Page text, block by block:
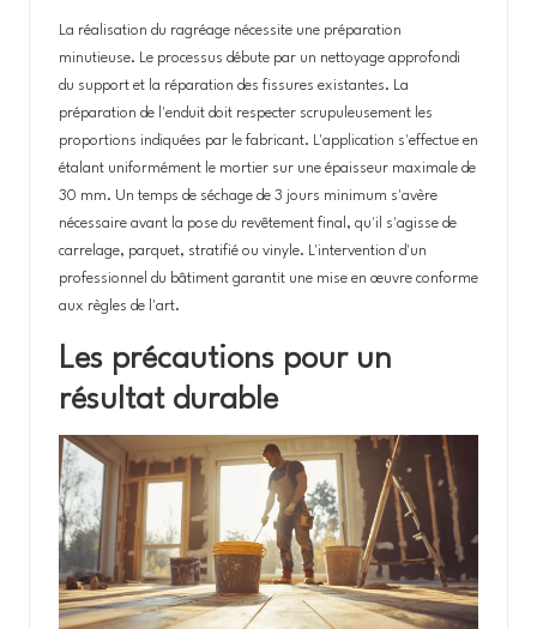
La réalisation du ragréage nécessite une préparation
minutieuse. Le processus débute par un nettoyage approfondi
du support et la réparation des fissures existantes. La
préparation de l'enduit doit respecter scrupuleusement les
proportions indiquées par le fabricant. L'application s'effectue en
étalant uniformément le mortier sur une épaisseur maximale de
30 mm. Un temps de séchage de 3 jours minimum s'avère
nécessaire avant la pose du revêtement final, qu'il s'agisse de
carrelage, parquet, stratifié ou vinyle. L'intervention d'un
professionnel du bâtiment garantit une mise en œuvre conforme
aux règles de l'art.
Les précautions pour un
résultat durable